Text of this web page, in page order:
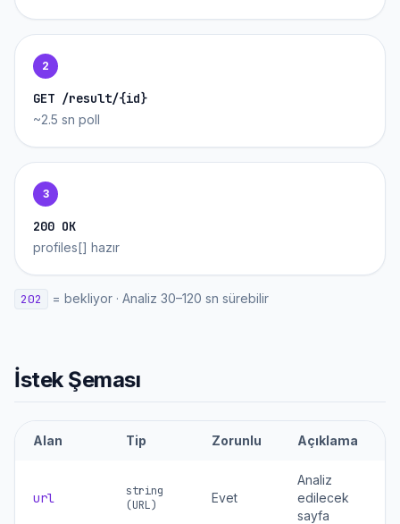
2
GET /result/{id}
~2.5 sn poll
3
200 OK
profiles[] hazır
202 = bekliyor · Analiz 30–120 sn sürebilir
İstek Şeması
Alan Tip Zorunlu Açıklama
url
string
(URL)
Evet
Analiz
edilecek
sayfa